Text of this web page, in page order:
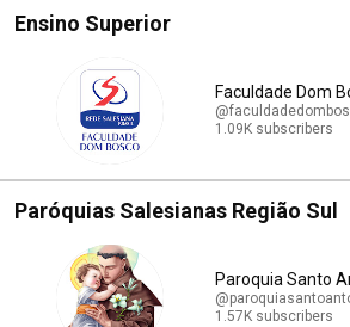
Ensino Superior
Faculdade Dom
1.09K subscribers
Paróquias Salesianas Região Sul
Paroquia Santo
1.57K subscribers